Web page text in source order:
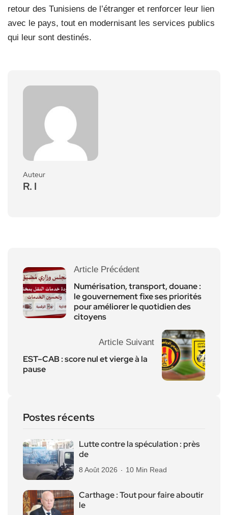
retour des Tunisiens de l’étranger et renforcer leur lien
avec le pays, tout en modernisant les services publics
qui leur sont destinés.
Auteur
R. I
Article Précédent
Numérisation, transport, douane :
le gouvernement fixe ses priorités
pour améliorer le quotidien des
citoyens
Article Suivant
EST–CAB : score nul et vierge à la
pause
Postes récents
Lutte contre la spéculation : près
de
8 Août 2026 10 Min Read
Carthage : Tout pour faire aboutir
le